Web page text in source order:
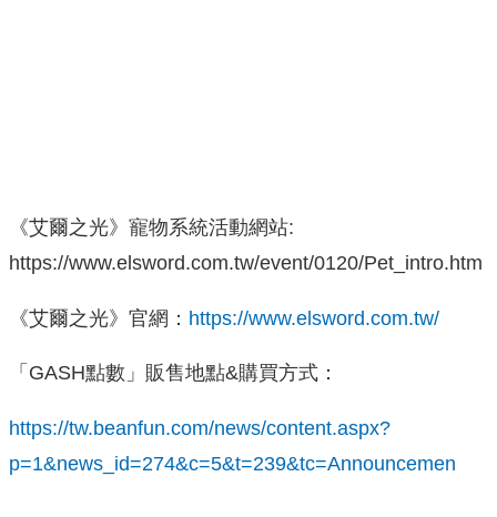
《艾爾之光》寵物系統活動網站:
https://www.elsword.com.tw/event/0120/Pet_intro.htm
《艾爾之光》官網： https://www.elsword.com.tw/
「GASH點數」販售地點&購買方式：
https://tw.beanfun.com/news/content.aspx?
p=1&news_id=274&c=5&t=239&tc=Announcemen